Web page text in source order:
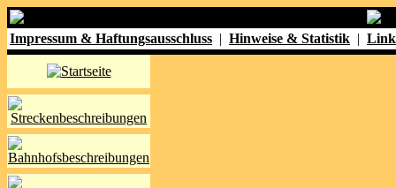
Impressum & Haftungsausschluss | Hinweise & Statistik |